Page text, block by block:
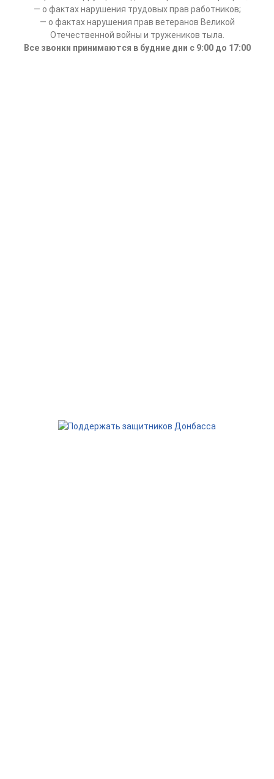
— о фактах нарушения трудовых прав работников;
— о фактах нарушения прав ветеранов Великой
Отечественной войны и тружеников тыла.
Все звонки принимаются в будние дни с 9:00 до 17:00